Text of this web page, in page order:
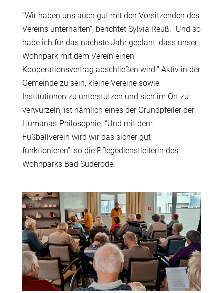
“Wir haben uns auch gut mit den Vorsitzenden des
Vereins unterhalten”, berichtet Sylvia Reuß. “Und so
habe ich für das nächste Jahr geplant, dass unser
Wohnpark mit dem Verein einen
Kooperationsvertrag abschließen wird.” Aktiv in der
Gemeinde zu sein, kleine Vereine sowie
Institutionen zu unterstützen und sich im Ort zu
verwurzeln, ist nämlich eines der Grundpfeiler der
Humanas-Philosophie. “Und mit dem
Fußballverein wird wir das sicher gut
funktionieren”, so die Pflegedienstleiterin des
Wohnparks Bad Suderode.